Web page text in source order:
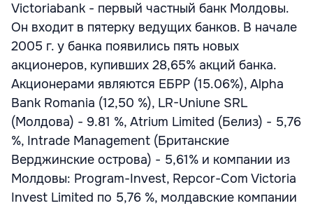
Victoriabank - первый частный банк Молдовы.
Он входит в пятерку ведущих банков. В начале
2005 г. у банка появились пять новых
акционеров, купивших 28,65% акций банка.
Акционерами являются ЕБРР (15.06%), Alpha
Bank Romania (12,50 %), LR-Uniune SRL
(Молдова) - 9.81 %, Atrium Limited (Белиз) - 5,76
%, Intrade Management (Британские
Верджинские острова) - 5,61% и компании из
Молдовы: Program-Invest, Repcor-Com Victoria
Invest Limited по 5,76 %, молдавские компании